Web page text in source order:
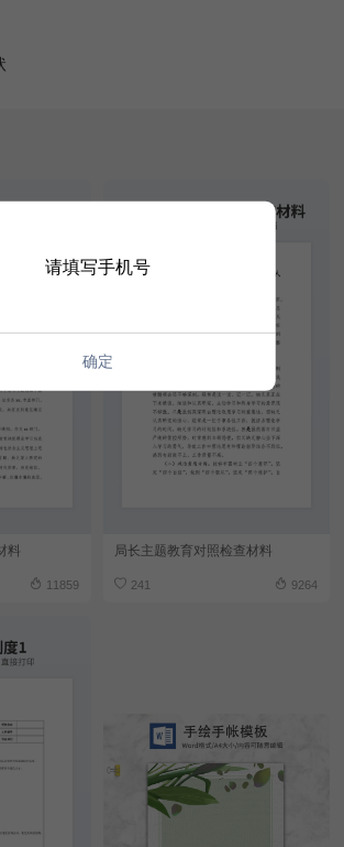
料
11859
局长主题教育对照检查材料
241 9264
请填写手机号
确定